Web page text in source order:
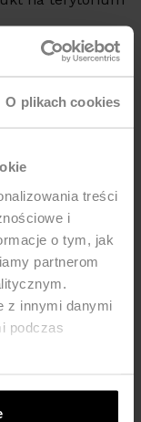
O plikach cookies
treści
i
o tym, jak
partnerom
z innymi danymi
podczas
Częstochowa,
e-mail: